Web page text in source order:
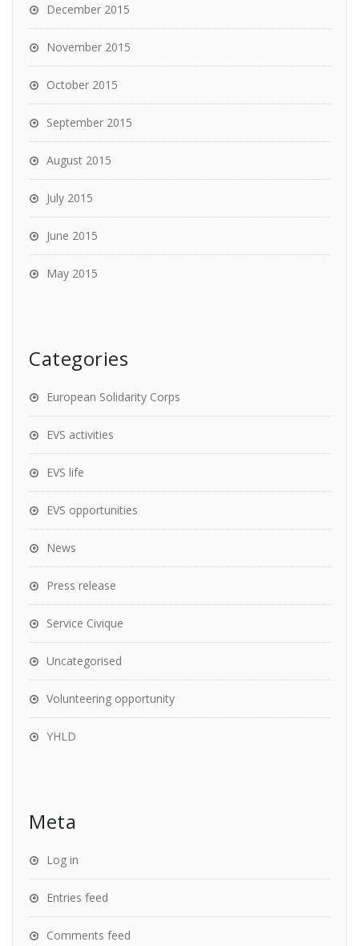
December 2015
November 2015
October 2015
September 2015
August 2015
July 2015
June 2015
May 2015
Categories
European Solidarity Corps
EVS activities
EVS life
EVS opportunities
News
Press release
Service Civique
Uncategorised
Volunteering opportunity
YHLD
Meta
Log in
Entries feed
Comments feed